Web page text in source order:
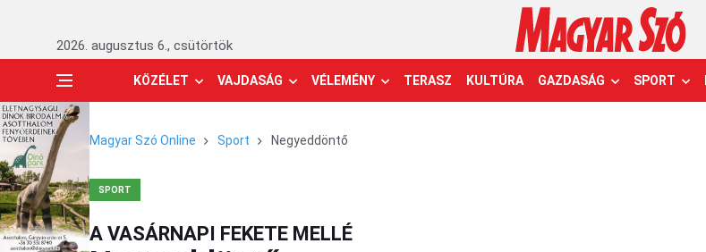
2026. augusztus 6., csütörtök
KÖZÉLET VAJDASÁG VÉLEMÉNY TERASZ KULTÚRA GAZDASÁG SPORT
Magyar Szó Online Sport Negyeddöntő
SPORT
A VASÁRNAPI FEKETE MELLÉ